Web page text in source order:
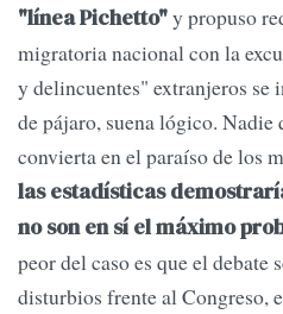
"línea Pichetto"y propuso
migratoria nacional con la
y delincuentes" extranjeros se
de pájaro, suena lógico.
convierta en el paraíso de los
las estadísticas
no son en sí el máximo
peor del caso es que el debate
disturbios frente al Congreso,